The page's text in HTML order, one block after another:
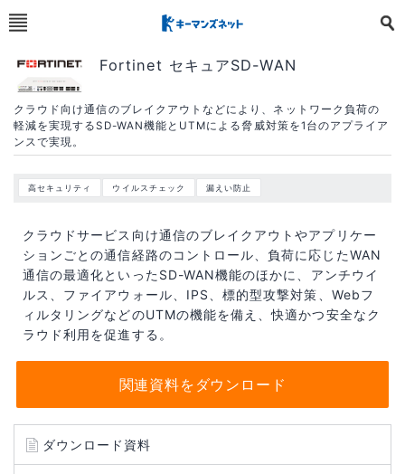
Fortinet セキュアSD-WAN
クラウド向け通信のブレイクアウトなどにより、ネットワーク負荷の
軽減を実現するSD-WAN機能とUTMによる脅威対策を1台のアプライア
ンスで実現。
高セキュリティ ウイルスチェック 漏えい防止
クラウドサービス向け通信のブレイクアウトやアプリケー
ションごとの通信経路のコントロール、負荷に応じたWAN
通信の最適化といったSD-WAN機能のほかに、アンチウイ
ルス、ファイアウォール、IPS、標的型攻撃対策、Webフ
ィルタリングなどのUTMの機能を備え、快適かつ安全なク
ラウド利用を促進する。
関連資料をダウンロード
ダウンロード資料